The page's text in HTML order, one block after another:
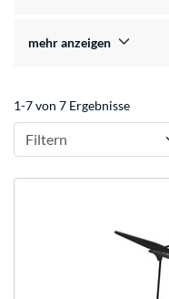
mehr anzeigen
1-7 von 7 Ergebnisse
Filtern